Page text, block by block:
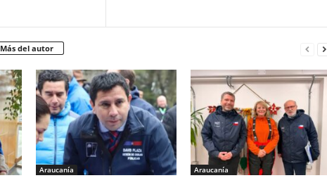
Más del autor
Araucanía Araucanía